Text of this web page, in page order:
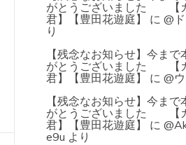
がとうございました 【
君】【豊田花遊庭】
に @
り
【残念なお知らせ】今まで
がとうございました 【
君】【豊田花遊庭】
に @
【残念なお知らせ】今まで
がとうございました 【
君】【豊田花遊庭】
に
e9u より